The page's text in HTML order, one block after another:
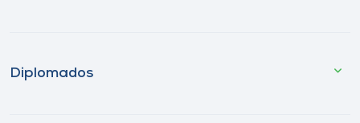
Diplomados